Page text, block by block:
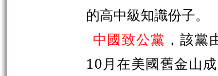
的高中級知識份子。
中國致公黨 ，該
10月在美國舊金山